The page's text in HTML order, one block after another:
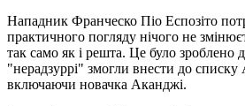
Нападник Франческо Піо Еспозіто
практичного погляду нічого не
так само як і решта. Це було зроблено
"нерадзуррі" змогли внести до списку
включаючи новачка Аканджі.